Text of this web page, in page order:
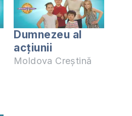
Dumnezeu al
acțiunii
Moldova Creștină